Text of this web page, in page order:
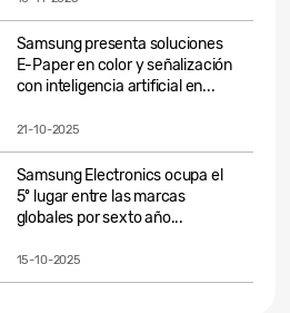
Samsung presenta soluciones
E-Paper en color y señalización
con inteligencia artificial en...
21-10-2025
Samsung Electronics ocupa el
5º lugar entre las marcas
globales por sexto año...
15-10-2025